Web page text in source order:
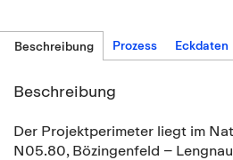
Beschreibung Prozess Eckdaten
Beschreibung
Der Projektperimeter liegt im
N05.80, Bözingenfeld –